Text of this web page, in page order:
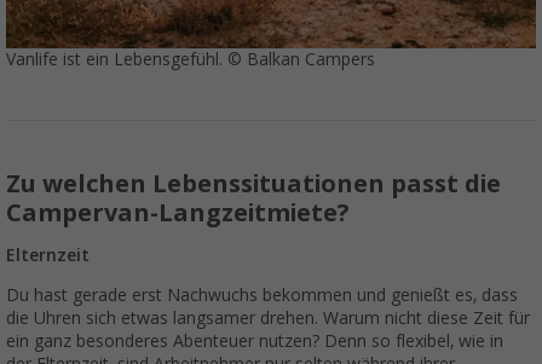
Vanlife ist ein Lebensgefühl. © Balkan Campers
Zu welchen Lebenssituationen passt die
Campervan-Langzeitmiete?
Elternzeit
Du hast gerade erst Nachwuchs bekommen und genießt es, dass
die Uhren sich etwas langsamer drehen. Warum nicht diese Zeit für
ein ganz besonderes Abenteuer nutzen? Denn so flexibel, wie in